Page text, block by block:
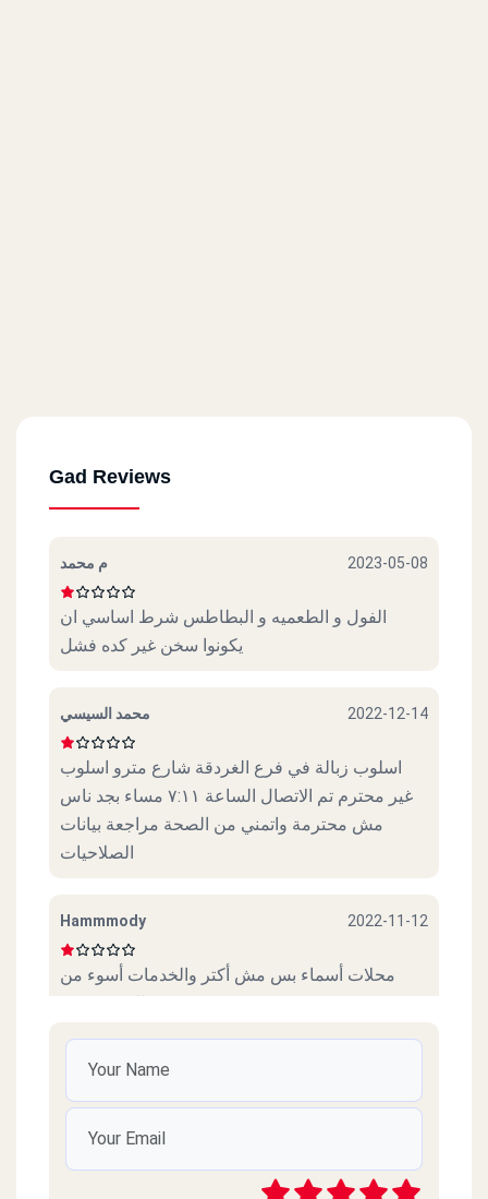
Gad Reviews
م محمد 2023-05-08
الفول و الطعميه و البطاطس شرط اساسي ان
يكونوا سخن غير كده فشل
محمد السيسي 2022-12-14
اسلوب زبالة في فرع الغردقة شارع مترو اسلوب
غير محترم تم الاتصال الساعة ٧:١١ مساء بجد ناس
مش محترمة واتمني من الصحة مراجعة بيانات
الصلاحيات
Hammmody 2022-11-12
محلات أسماء بس مش أكتر والخدمات أسوء من
محمد ابراهيم محمد
الفرع ادمي فاضي بس هو ده عيب الإدارة المصرية